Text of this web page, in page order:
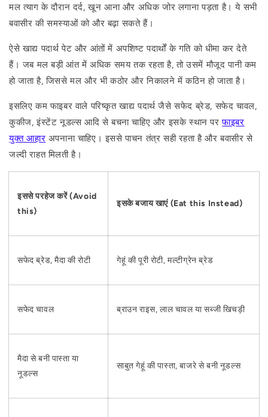
मल त्याग के दौरान दर्द, खून आना और अधिक जोर लगाना पड़ता है। ये सभी
बवासीर की समस्याओं को और बढ़ा सकते हैं।
ऐसे खाद्य पदार्थ पेट और आंतों में अपशिष्ट पदार्थों के गति को धीमा कर देते
हैं। जब मल बड़ी आंत में अधिक समय तक रहता है, तो उसमें मौजूद पानी कम
हो जाता है, जिससे मल और भी कठोर और निकालने में कठिन हो जाता है।
इसलिए कम फाइबर वाले परिष्कृत खाद्य पदार्थ जैसे सफेद ब्रेड, सफेद चावल,
कुकीज, इंस्टेंट नूडल्स आदि से बचना चाहिए और इसके स्थान परफाइबर
युक्त आहार अपनाना चाहिए। इससे पाचन तंत्र सही रहता है और बवासीर से
जल्दी राहत मिलती है।
इससे परहेज करें (Avoid
this)
इसके बजाय खाएं (Eat this Instead)
सफेद ब्रेड, मैदा की रोटी गेहूं की पूरी रोटी, मल्टीग्रेन ब्रेड
सफेद चावल ब्राउन राइस, लाल चावल या सब्जी खिचड़ी
मैदा से बनी पास्ता या
नूडल्स
साबुत गेहूं की पास्ता, बाजरे से बनी नूडल्स